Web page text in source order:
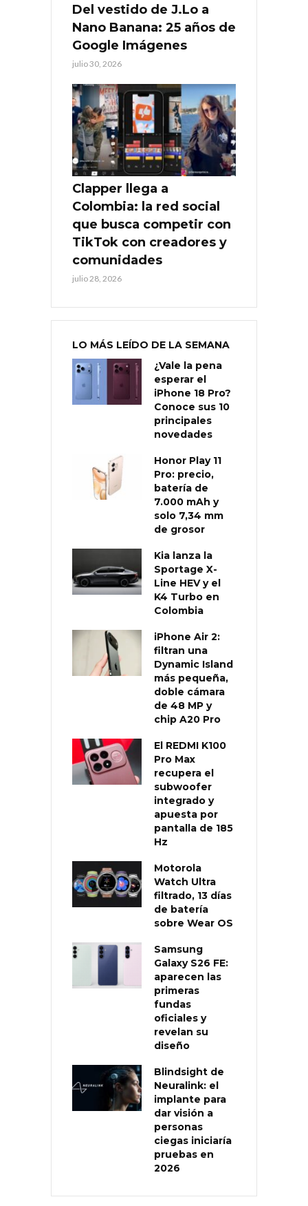
Del vestido de J.Lo a
Nano Banana: 25 años de
Google Imágenes
julio 30, 2026
Clapper llega a
Colombia: la red social
que busca competir con
TikTok con creadores y
comunidades
julio 28, 2026
LO MÁS LEÍDO DE LA SEMANA
¿Vale la pena
esperar el
iPhone 18 Pro?
Conoce sus 10
principales
novedades
Honor Play 11
Pro: precio,
batería de
7.000 mAh y
solo 7,34 mm
de grosor
Kia lanza la
Sportage X-
Line HEV y el
K4 Turbo en
Colombia
iPhone Air 2:
filtran una
Dynamic Island
más pequeña,
doble cámara
de 48 MP y
chip A20 Pro
El REDMI K100
Pro Max
recupera el
subwoofer
integrado y
apuesta por
pantalla de 185
Hz
Motorola
Watch Ultra
filtrado, 13 días
de batería
sobre Wear OS
Samsung
Galaxy S26 FE:
aparecen las
primeras
fundas
oficiales y
revelan su
diseño
Blindsight de
Neuralink: el
implante para
dar visión a
personas
ciegas iniciaría
pruebas en
2026